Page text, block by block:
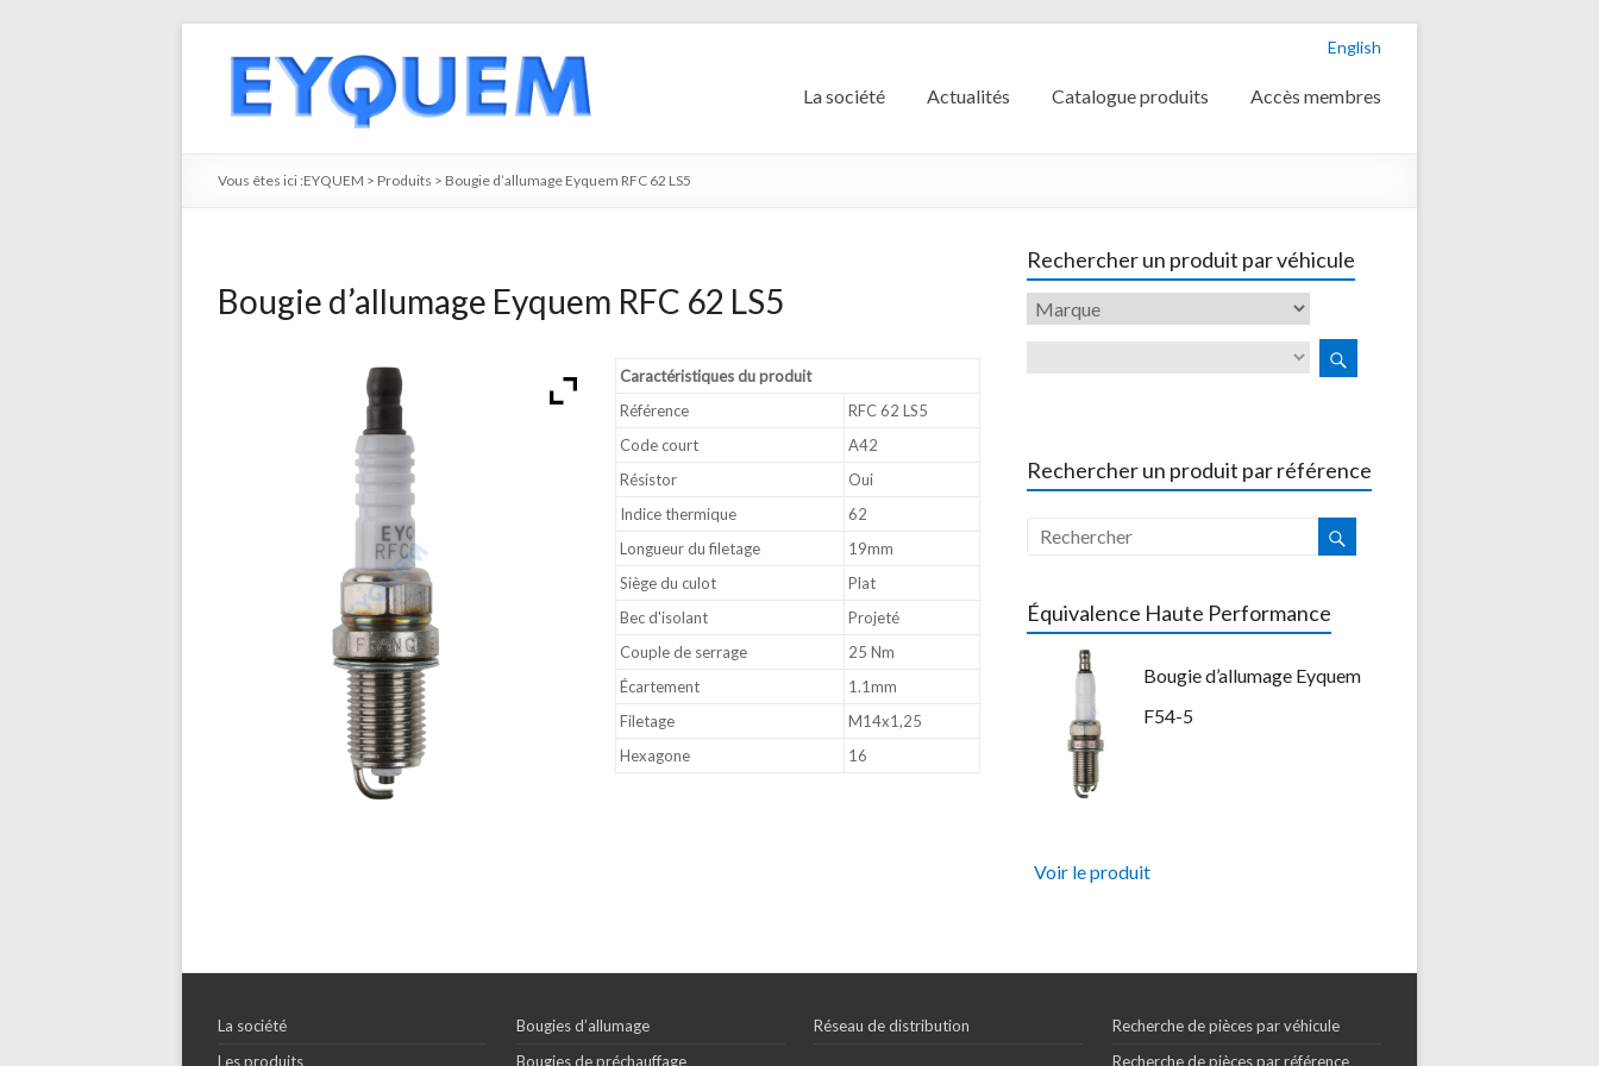
English
La société Actualités Catalogue produits Accès membres
Vous êtes ici :EYQUEM > Produits > Bougie d’allumage Eyquem RFC 62 LS5
Bougie d’allumage Eyquem RFC 62 LS5
Caractéristiques du produit
Référence
RFC 62 LS5
Code court
A42
Résistor
Oui
Indice thermique
62
Longueur du filetage
19mm
Siège du culot
Plat
Bec d'isolant
Projeté
Couple de serrage
25 Nm
Écartement
1.1mm
Filetage
M14x1,25
Hexagone
16
Rechercher un produit par véhicule
Rechercher un produit par référence
Équivalence Haute Performance
Bougie d’allumage Eyquem
F54-5
Voir le produit
La société
Les produits
Bougies d’allumage
Bougies de préchauffage
Réseau de distribution
Recherche de pièces par véhicule
Recherche de pièces par référence